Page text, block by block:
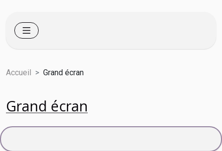
Accueil Grand écran
Grand écran